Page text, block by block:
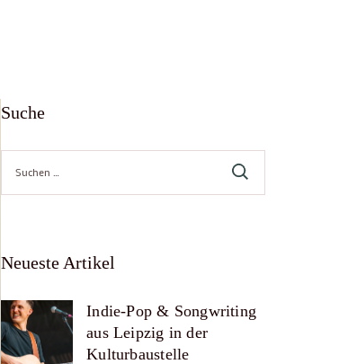
Suche
Suche
nach:
Neueste Artikel
Indie-Pop & Songwriting
aus Leipzig in der
Kulturbaustelle